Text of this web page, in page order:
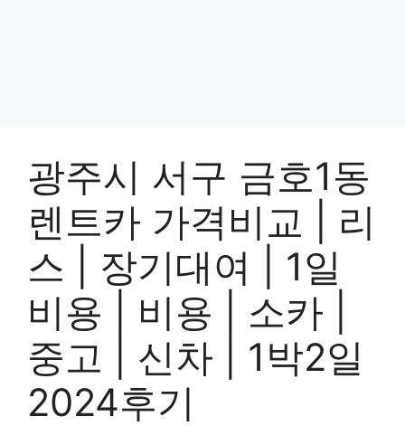
광주시 서구 금호1동
렌트카 가격비교 | 리
스 | 장기대여 | 1일
비용 | 비용 | 소카 |
중고 | 신차 | 1박2일
2024후기